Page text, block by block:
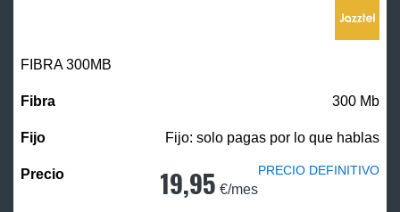
FIBRA 300MB
300 Mb
Fijo: solo pagas por lo que hablas
19,95 €/mes
PRECIO DEFINITIVO